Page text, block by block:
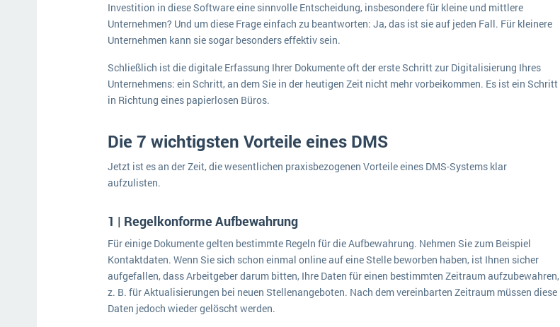
Investition in diese Software eine sinnvolle Entscheidung, insbesondere für kleine und mittlere
Unternehmen? Und um diese Frage einfach zu beantworten: Ja, das ist sie auf jeden Fall. Für kleinere
Unternehmen kann sie sogar besonders effektiv sein.
Schließlich ist die digitale Erfassung Ihrer Dokumente oft der erste Schritt zur Digitalisierung Ihres
Unternehmens: ein Schritt, an dem Sie in der heutigen Zeit nicht mehr vorbeikommen. Es ist ein Schritt
in Richtung eines papierlosen Büros.
Die 7 wichtigsten Vorteile eines DMS
Jetzt ist es an der Zeit, die wesentlichen praxisbezogenen Vorteile eines DMS-Systems klar
aufzulisten.
1 | Regelkonforme Aufbewahrung
Für einige Dokumente gelten bestimmte Regeln für die Aufbewahrung. Nehmen Sie zum Beispiel
Kontaktdaten. Wenn Sie sich schon einmal online auf eine Stelle beworben haben, ist Ihnen sicher
aufgefallen, dass Arbeitgeber darum bitten, Ihre Daten für einen bestimmten Zeitraum aufzubewahren,
z. B. für Aktualisierungen bei neuen Stellenangeboten. Nach dem vereinbarten Zeitraum müssen diese
Daten jedoch wieder gelöscht werden.